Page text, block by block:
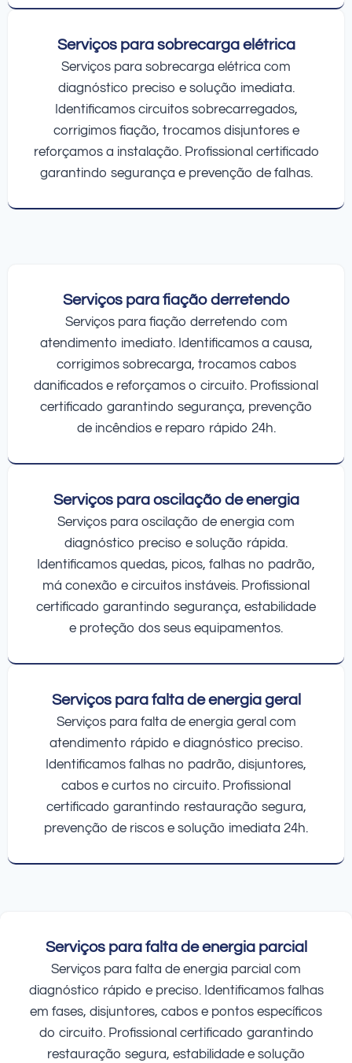
Serviços para sobrecarga elétrica
Serviços para sobrecarga elétrica com
diagnóstico preciso e solução imediata.
Identificamos circuitos sobrecarregados,
corrigimos fiação, trocamos disjuntores e
reforçamos a instalação. Profissional certificado
garantindo segurança e prevenção de falhas.
Serviços para fiação derretendo
Serviços para fiação derretendo com
atendimento imediato. Identificamos a causa,
corrigimos sobrecarga, trocamos cabos
danificados e reforçamos o circuito. Profissional
certificado garantindo segurança, prevenção
de incêndios e reparo rápido 24h.
Serviços para oscilação de energia
Serviços para oscilação de energia com
diagnóstico preciso e solução rápida.
Identificamos quedas, picos, falhas no padrão,
má conexão e circuitos instáveis. Profissional
certificado garantindo segurança, estabilidade
e proteção dos seus equipamentos.
Serviços para falta de energia geral
Serviços para falta de energia geral com
atendimento rápido e diagnóstico preciso.
Identificamos falhas no padrão, disjuntores,
cabos e curtos no circuito. Profissional
certificado garantindo restauração segura,
prevenção de riscos e solução imediata 24h.
Serviços para falta de energia parcial
Serviços para falta de energia parcial com
diagnóstico rápido e preciso. Identificamos falhas
em fases, disjuntores, cabos e pontos específicos
do circuito. Profissional certificado garantindo
restauração segura, estabilidade e solução